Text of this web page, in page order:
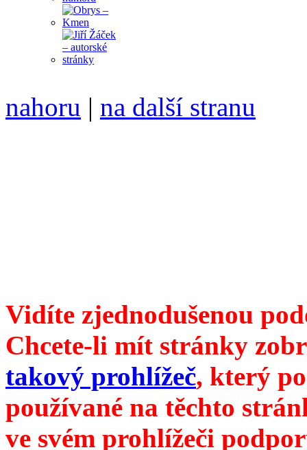
nahoru | na další stranu
Vidíte zjednodušenou
Chcete-li mít stránky
takový prohlížeč, který
používané na těchto
ve svém prohlížeči